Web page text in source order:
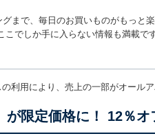
まで、毎日のお買いものがもっと
でしか手に入らない情報も満載です
利用により、売上の一部がオールア
限定価格に！ 12％オ